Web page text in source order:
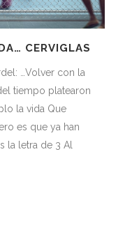
CERVIGLAS
…Volver con la
tiempo platearon
la vida Que
es que ya han
la letra de 3 Al